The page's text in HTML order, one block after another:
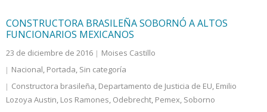
CONSTRUCTORA BRASILEÑA SOBORNÓ A ALTOS
FUNCIONARIOS MEXICANOS
23 de diciembre de 2016
Moises Castillo
Nacional, Portada, Sin categoría
Constructora brasileña, Departamento de Justicia de EU, Emilio
Lozoya Austin, Los Ramones, Odebrecht, Pemex, Soborno